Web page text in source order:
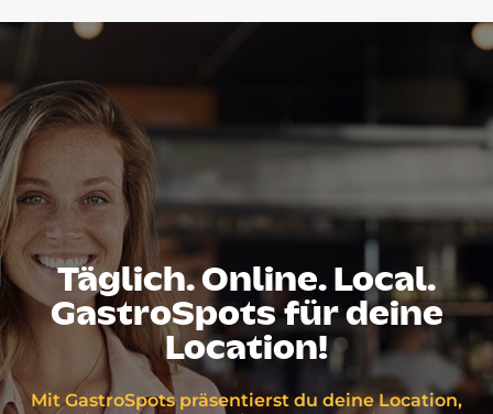
Täglich. Online. Local.
GastroSpots für deine
Location!
Mit GastroSpots präsentierst du deine Location,